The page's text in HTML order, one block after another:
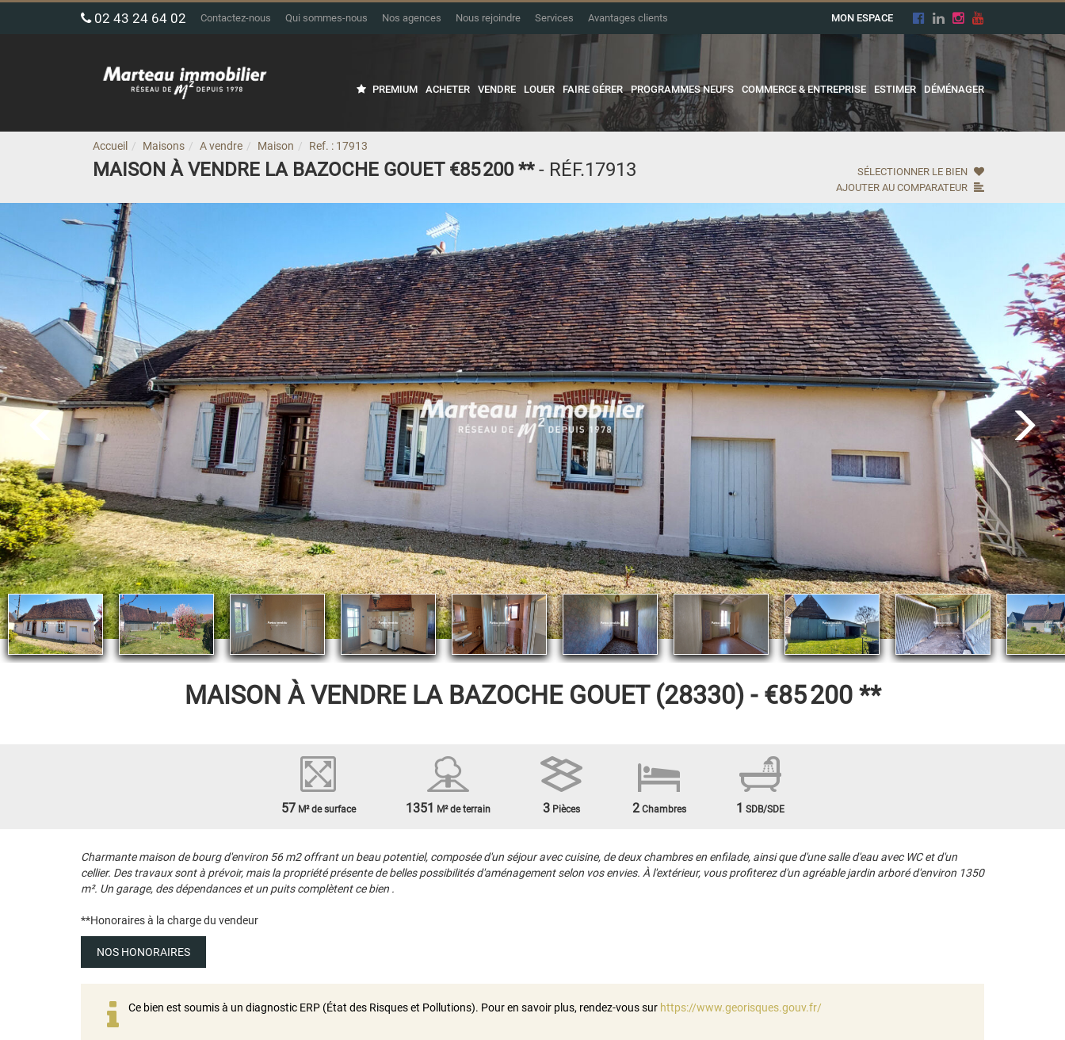
02 43 24 64 02 Contactez-nous Qui sommes-nous Nos agences Nous rejoindre Services Avantages clients MON ESPACE
PREMIUM ACHETER VENDRE LOUER FAIRE GÉRER PROGRAMMES NEUFS COMMERCE & ENTREPRISE ESTIMER DÉMÉNAGER
Accueil Maisons A vendre Maison Ref. : 17913
MAISON À VENDRE LA BAZOCHE GOUET €85 200**- RÉF.17913
SÉLECTIONNER LE BIEN
AJOUTER AU COMPARATEUR
MAISON À VENDRELA BAZOCHE GOUET (28330) - €85 200**
57M² de surface 1351 M² de terrain 3Pièces 2Chambres 1 SDB/SDE
Charmante maison de bourg d'environ 56 m2 offrant un beau potentiel, composée d'un séjour avec cuisine, de deux chambres en enfilade, ainsi que d'une salle d'eau avec WC et d'un
cellier. Des travaux sont à prévoir, mais la propriété présente de belles possibilités d'aménagement selon vos envies. À l'extérieur, vous profiterez d'un agréable jardin arboré d'environ 1350
m². Un garage, des dépendances et un puits complètent ce bien .
**Honoraires à la charge du vendeur
NOS HONORAIRES
Ce bien est soumis à un diagnostic ERP (État des Risques et Pollutions). Pour en savoir plus, rendez-vous sur https://www.georisques.gouv.fr/